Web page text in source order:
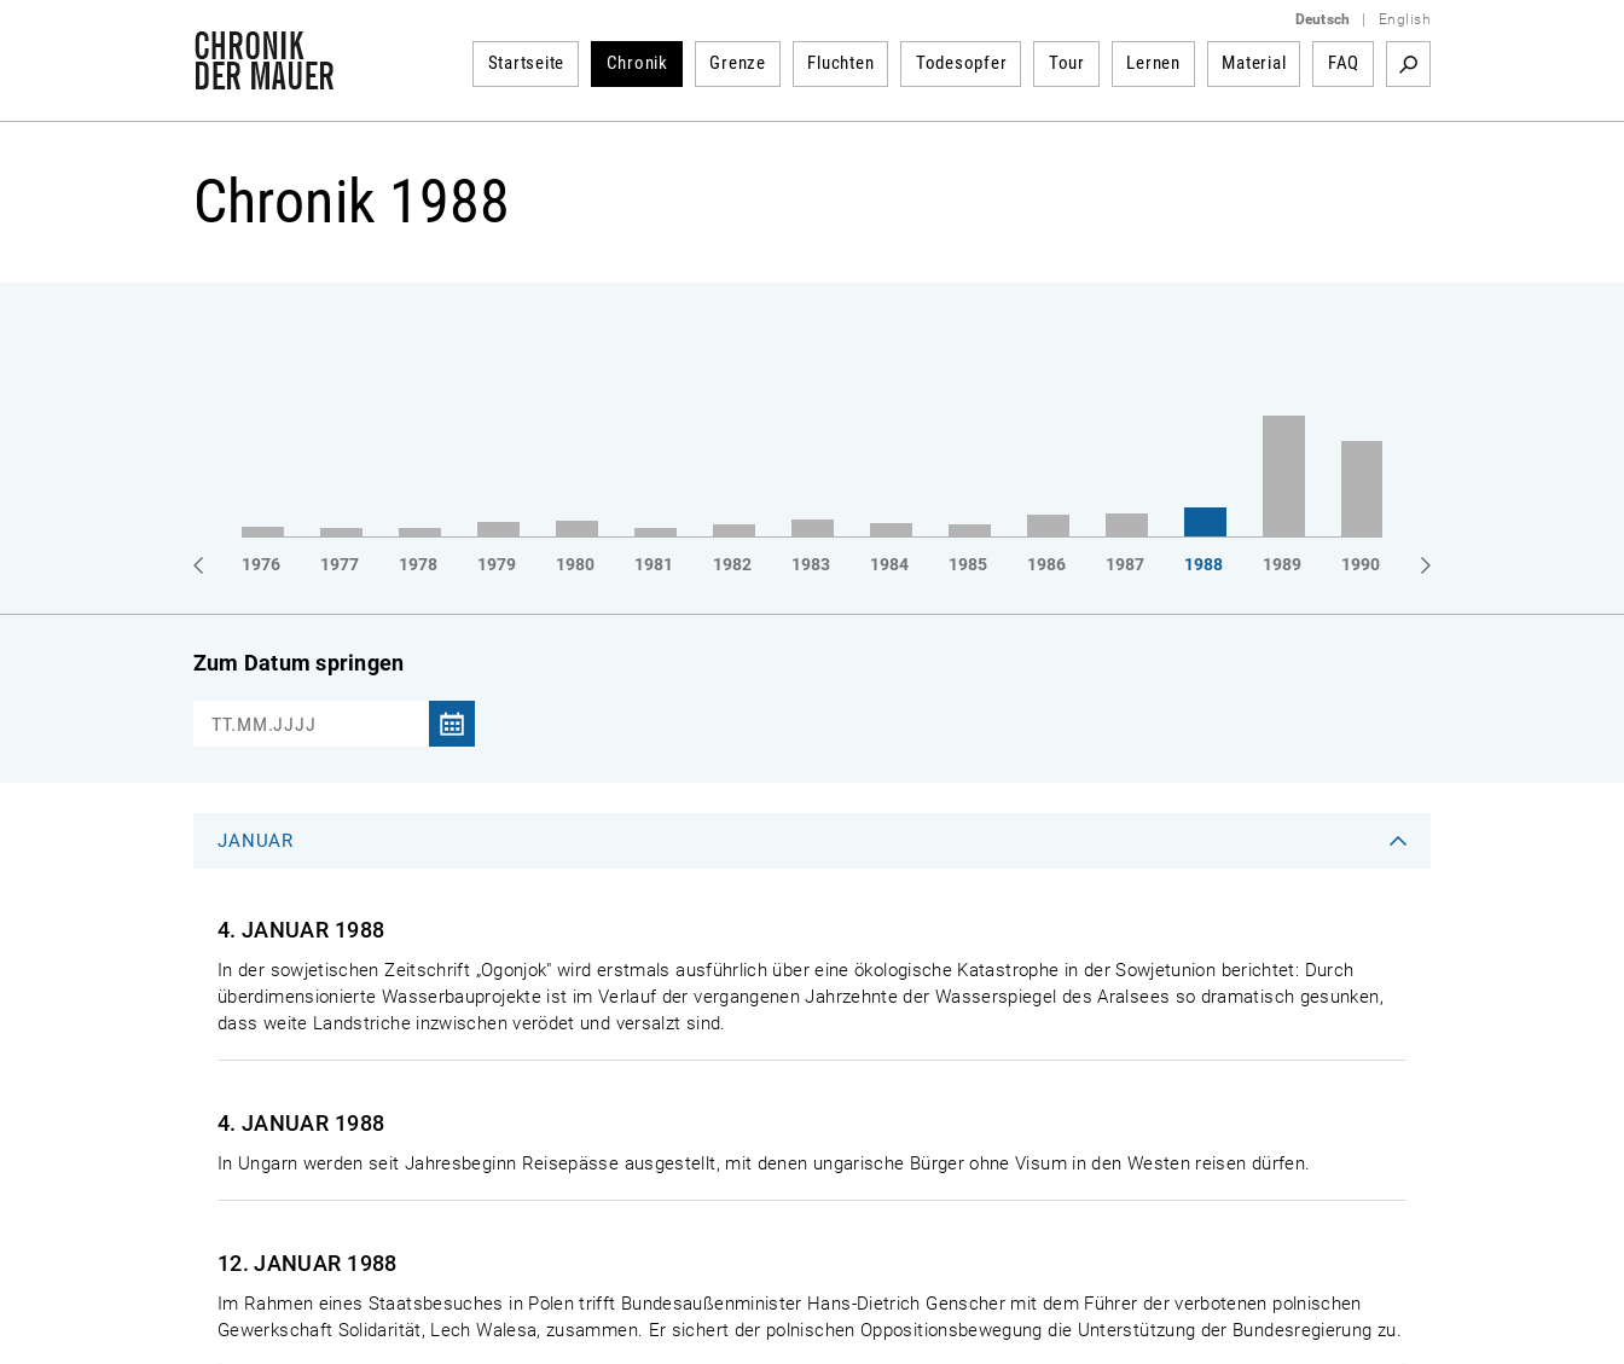
Deutsch English
Startseite Chronik Grenze Fluchten Todesopfer Tour Lernen Material FAQ
Chronik 1988
1975 1976 1977 1978 1979 1980 1981 1982 1983 1984 1985 1986 1987 1988 1989 1990
Zum Datum springen
JANUAR
4. JANUAR 1988
In der sowjetischen Zeitschrift „Ogonjok" wird erstmals ausführlich über eine ökologische Katastrophe in der Sowjetunion berichtet: Durch
überdimensionierte Wasserbauprojekte ist im Verlauf der vergangenen Jahrzehnte der Wasserspiegel des Aralsees so dramatisch gesunken,
dass weite Landstriche inzwischen verödet und versalzt sind.
4. JANUAR 1988
In Ungarn werden seit Jahresbeginn Reisepässe ausgestellt, mit denen ungarische Bürger ohne Visum in den Westen reisen dürfen.
12. JANUAR 1988
Im Rahmen eines Staatsbesuches in Polen trifft Bundesaußenminister Hans-Dietrich Genscher mit dem Führer der verbotenen polnischen
Gewerkschaft Solidarität, Lech Walesa, zusammen. Er sichert der polnischen Oppositionsbewegung die Unterstützung der Bundesregierung zu.